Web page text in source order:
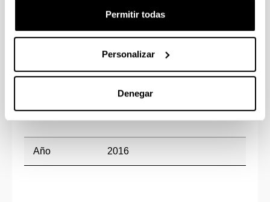
Permitir todas
Personalizar
Denegar
MOOC Self y Cultura
Arrizabalaga, Nagore Asla y
Virginida Diaz
Año 2016